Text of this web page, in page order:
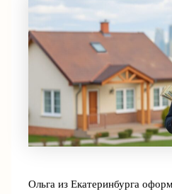
Ольга из Екатеринбурга